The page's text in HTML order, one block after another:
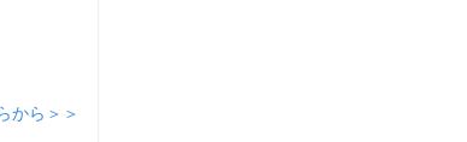
から＞＞